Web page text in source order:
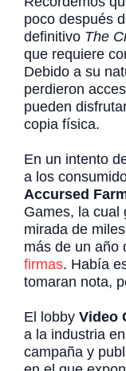
poco después
definitivo The
que requiere
Debido a su
perdieron
pueden
copia física.
En un intento
a los
Accursed
Games, la cual
mirada de
más de un año
firmas. Había
tomaran nota,
El lobby Video
a la industria en
campaña y